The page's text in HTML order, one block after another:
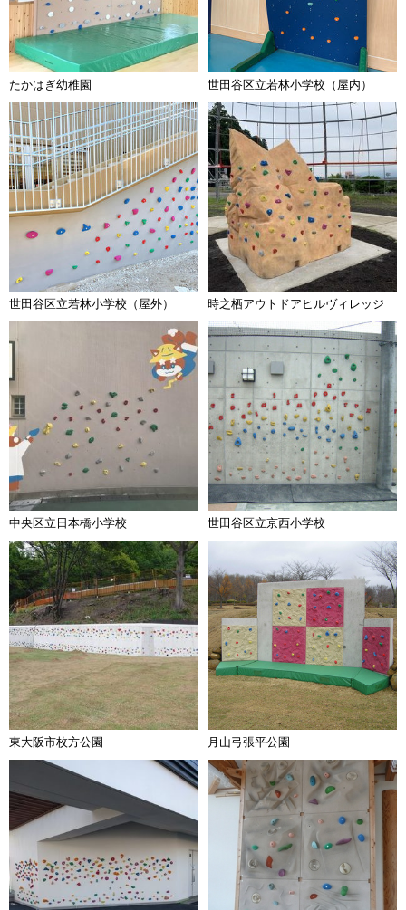
たかはぎ幼稚園 世田谷区立若林小学校（屋内）
世田谷区立若林小学校（屋外） 時之栖アウトドアヒルヴィレッジ
中央区立日本橋小学校 世田谷区立京西小学校
東大阪市枚方公園 月山弓張平公園